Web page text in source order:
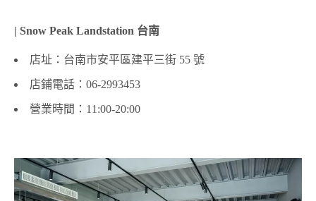
| Snow Peak Landstation 台南
店址：台南市安平區建平三街 55 號
店鋪電話：06-2993453
營業時間：11:00-20:00